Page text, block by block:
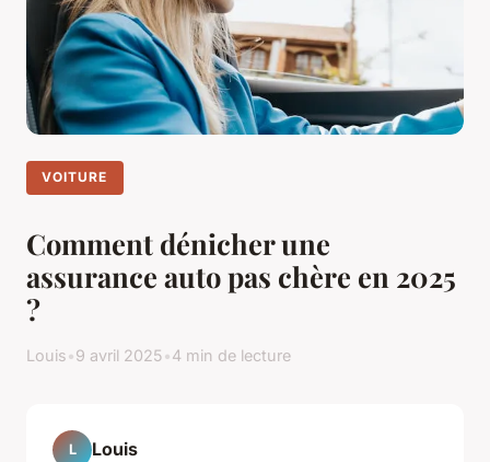
VOITURE
Comment dénicher une
assurance auto pas chère en 2025
?
Louis•9 avril 2025•4 min de lecture
L Louis